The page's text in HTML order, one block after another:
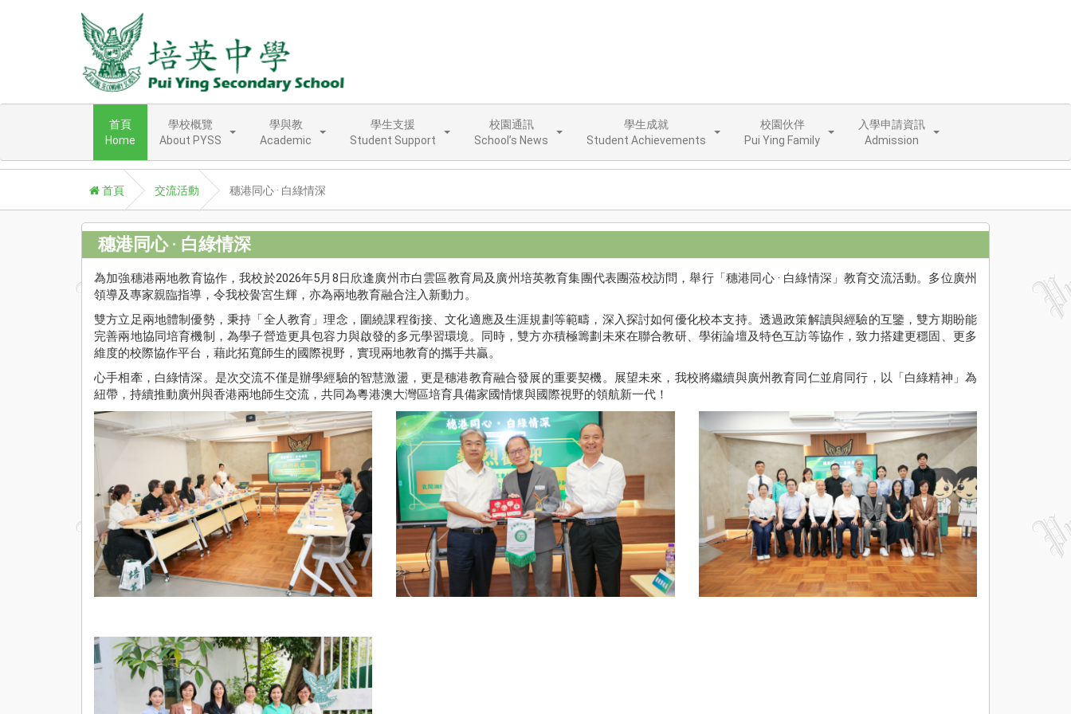
首頁
Home
學校概覽
About PYSS
學與教
Academic
學生支援
Student Support
校園通訊
School’s News
學生成就
Student Achievements
校園伙伴
Pui Ying Family
入學申請資訊
Admission
首頁 交流活動 穗港同心 · 白綠情深
穗港同心 · 白綠情深
為加強穗港兩地教育協作，我校於2026年5月8日欣逢廣州市白雲區教育局及廣州培英教育集團代表團蒞校訪問，舉行「穗港同心 · 白綠情深」教育交流活動。多位廣州
領導及專家親臨指導，令我校黌宮生輝，亦為兩地教育融合注入新動力。
雙方立足兩地體制優勢，秉持「全人教育」理念，圍繞課程銜接、文化適應及生涯規劃等範疇，深入探討如何優化校本支持。透過政策解讀與經驗的互鑒，雙方期盼能
完善兩地協同培育機制，為學子營造更具包容力與啟發的多元學習環境。同時，雙方亦積極籌劃未來在聯合教研、學術論壇及特色互訪等協作，致力搭建更穩固、更多
維度的校際協作平台，藉此拓寬師生的國際視野，實現兩地教育的攜手共贏。
心手相牽，白綠情深。是次交流不僅是辦學經驗的智慧激盪，更是穗港教育融合發展的重要契機。展望未來，我校將繼續與廣州教育同仁並肩同行，以「白綠精神」為
紐帶，持續推動廣州與香港兩地師生交流，共同為粵港澳大灣區培育具備家國情懷與國際視野的領航新一代！